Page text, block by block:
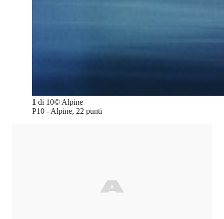
1 di 10© Alpine
P10 - Alpine, 22 punti